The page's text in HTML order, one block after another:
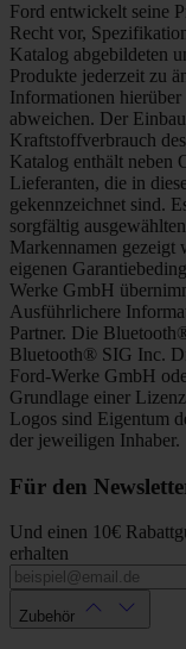
Ford entwickelt seine
Recht vor,
Katalog abgebildeten
Produkte jederzeit zu
Informationen
abweichen. Der
Kraftstoffverbrauch
Katalog enthält neben
Lieferanten, die in
gekennzeichnet sind.
sorgfältig
Markennamen gezeigt
eigenen
Werke GmbH
Ausführlichere
Partner. Die
Bluetooth® SIG Inc.
Ford-Werke GmbH
Grundlage einer
Logos sind Eigentum
der jeweiligen Inhaber.
Für den
Und einen 10€
erhalten
Zubehör